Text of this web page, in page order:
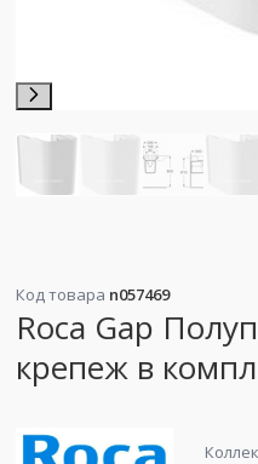
Код товара n057469
Roca Gap
крепеж в